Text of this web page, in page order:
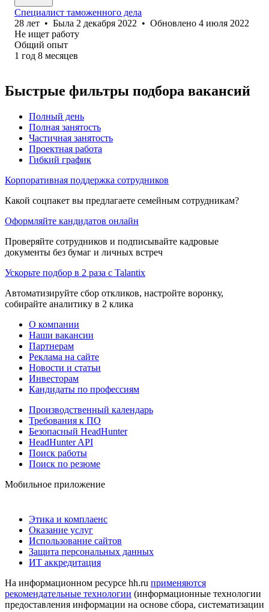
Специалист таможенного дела
28 лет • Была 2 декабря 2022 • Обновлено 4 июля 2022
Не ищет работу
Общий опыт
1 год 8 месяцев
Быстрые фильтры подбора вакансий
Полный день
Полная занятость
Частичная занятость
Проектная работа
Гибкий график
Корпоративная поддержка сотрудников
Какой соцпакет вы предлагаете семейным сотрудникам?
Оформляйте кандидатов онлайн
Проверяйте сотрудников и подписывайте кадровые
документы без бумаг и личных встреч
Ускорьте подбор в 2 раза с Talantix
Автоматизируйте сбор откликов, настройте воронку,
собирайте аналитику в 2 клика
О компании
Наши вакансии
Партнерам
Реклама на сайте
Новости и статьи
Инвесторам
Кандидаты по профессиям
Производственный календарь
Требования к ПО
Безопасный HeadHunter
HeadHunter API
Поиск работы
Поиск по резюме
Мобильное приложение
Этика и комплаенс
Оказание услуг
Использование сайтов
Защита персональных данных
ИТ аккредитация
На информационном ресурсе hh.ru применяются
рекомендательные технологии (информационные технологии
предоставления информации на основе сбора, систематизации